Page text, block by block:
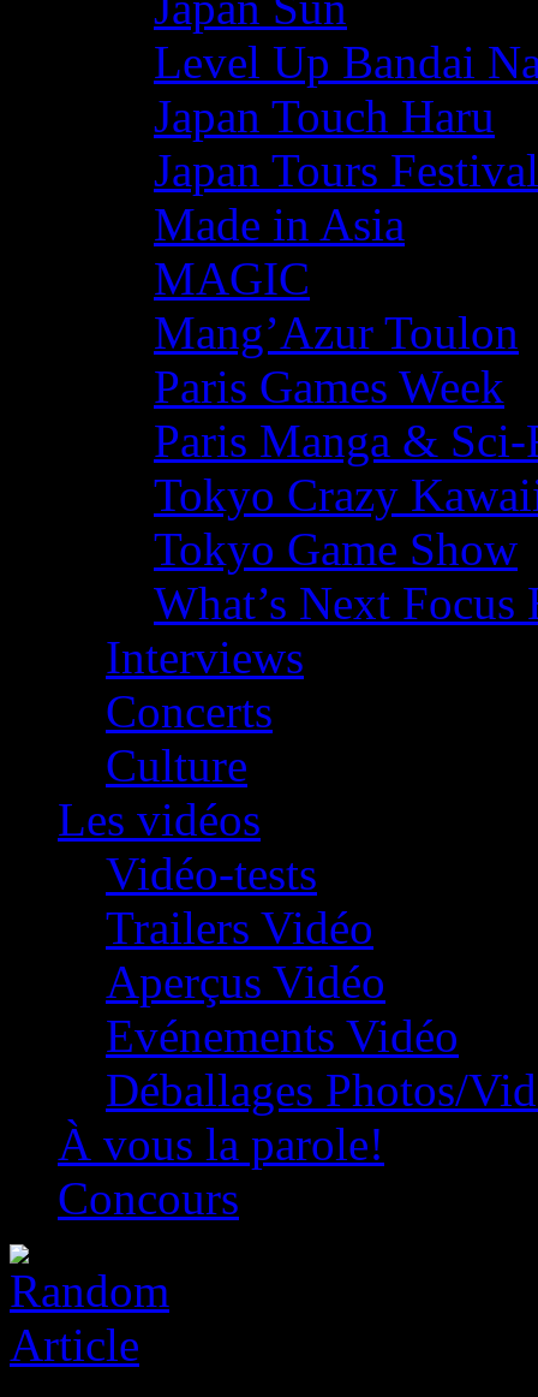
Level Up Bandai
Japan Touch Haru
Japan Tours Festival
Made in Asia
MAGIC
Mang’Azur Toulon
Paris Games Week
Paris Manga &
Tokyo Crazy
Tokyo Game Show
What’s Next
Interviews
Concerts
Culture
Les vidéos
Vidéo-tests
Trailers Vidéo
Aperçus Vidéo
Evénements Vidéo
Déballages Photos/
À vous la parole!
Concours